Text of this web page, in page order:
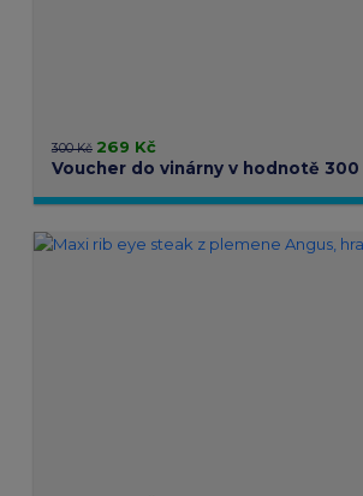
300 Kč 269 Kč
Voucher do vinárny v hodnotě 300